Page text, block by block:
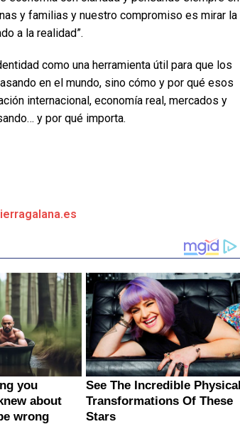
y familias y nuestro compromiso es mirar la
a la realidad”.
como una herramienta útil para que los
en el mundo, sino cómo y por qué esos
internacional, economía real, mercados y
y por qué importa.